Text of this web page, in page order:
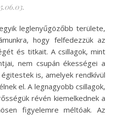
hogy felfedezzük az
és titkait. A csillagok, mint
nem csupán ékességei a
is, amelyek rendkívül
el. A legnagyobb csillagok,
révén kiemelkednek a
figyelemre méltóak. Az